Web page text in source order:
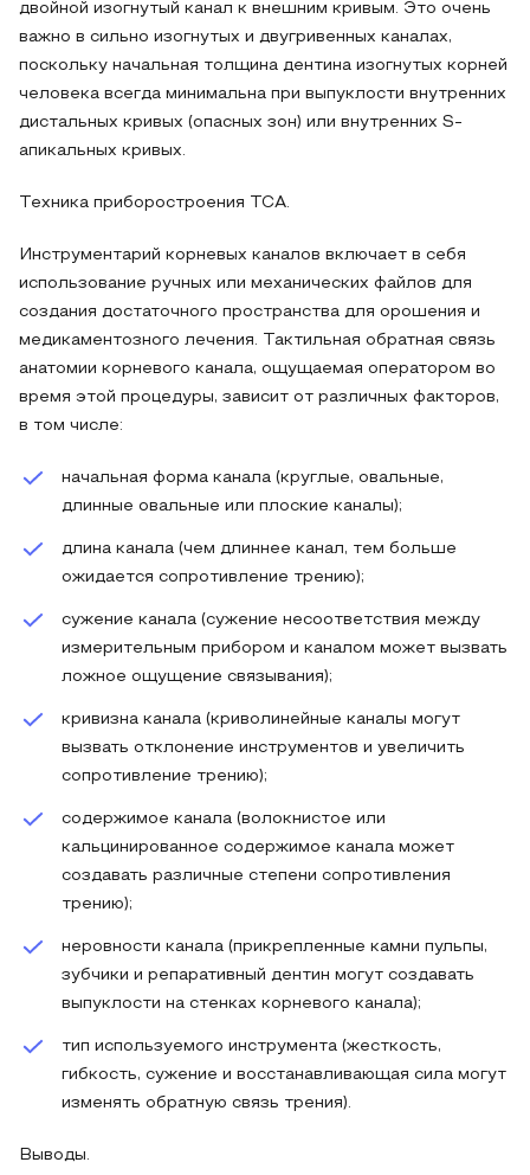
двойной изогнутый канал к внешним кривым. Это очень
важно в сильно изогнутых и двугривенных каналах,
поскольку начальная толщина дентина изогнутых корней
человека всегда минимальна при выпуклости внутренних
дистальных кривых (опасных зон) или внутренних S-
апикальных кривых.
Техника приборостроения TCA.
Инструментарий корневых каналов включает в себя
использование ручных или механических файлов для
создания достаточного пространства для орошения и
медикаментозного лечения. Тактильная обратная связь
анатомии корневого канала, ощущаемая оператором во
время этой процедуры, зависит от различных факторов,
в том числе:
начальная форма канала (круглые, овальные,
длинные овальные или плоские каналы);
длина канала (чем длиннее канал, тем больше
ожидается сопротивление трению);
сужение канала (сужение несоответствия между
измерительным прибором и каналом может вызвать
ложное ощущение связывания);
кривизна канала (криволинейные каналы могут
вызвать отклонение инструментов и увеличить
сопротивление трению);
содержимое канала (волокнистое или
кальцинированное содержимое канала может
создавать различные степени сопротивления
трению);
неровности канала (прикрепленные камни пульпы,
зубчики и репаративный дентин могут создавать
выпуклости на стенках корневого канала);
тип используемого инструмента (жесткость,
гибкость, сужение и восстанавливающая сила могут
изменять обратную связь трения).
Выводы.